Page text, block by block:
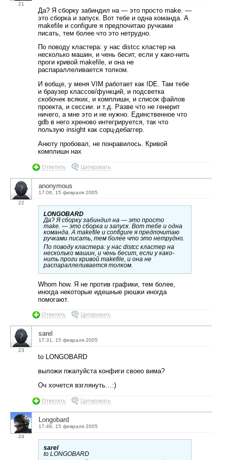
21
Да? Я сборку забиндил на — это просто make. —
это сборка и запуск. Вот тебе и одна команда. А
makefile и configure я предпочитаю ручками
писать, тем более что это нетрудно.
По поводу кластера: у нас distcc кластер на
несколько машин, и чень бесит, если у како-нить
проги кривой makefile, и она не
распараллеливается толком.
И вобще, у меня VIM работает как IDE. Там тебе
и браузер классов/функций, и подсветка
скобочек всяких, и комплишн, и список файлов
проекта, и сессии. и т.д. Разве что не генерит
ничего, а мне это и не нужно. Единственное что
gdb в него хреново интегрируется, так что
пользую insight как сорц-дебаггер.
Анюту пробовал, не понравилось. Кривой
комплишн нах
Ответить Цитировать
22
anonymous
17:06, 15 февраля 2005
LONGOBARD
Да? Я сборку забиндил на — это просто
make. — это сборка и запуск. Вот тебе и одна
команда. А makefile и configure я предпочитаю
ручками писать, тем более что это нетрудно.
По поводу кластера: у нас distcc кластер на
несколько машин, и чень бесит, если у како-
нить проги кривой makefile, и она не
распараллеливается толком.
Whom how. Я не против графики, тем более,
иногда некоторые идешные рюшки иногда
помогают.
Ответить Цитировать
23
sarel
17:31, 15 февраля 2005
to LONGOBARD
выложи пжалуйста конфиги своео вима?
Оч хочется взглянуть…:)
Ответить Цитировать
24
Longobard
17:46, 15 февраля 2005
sarel
to LONGOBARD